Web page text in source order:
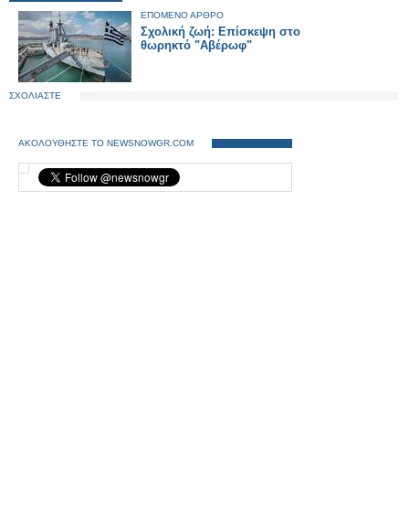
ΕΠΟΜΕΝΟ ΑΡΘΡΟ
Σχολική ζωή: Επίσκεψη στο
θωρηκτό "Αβέρωφ"
ΣΧΟΛΙΑΣΤΕ
ΑΚΟΛΟΥΘΗΣΤΕ ΤΟ NEWSNOWGR.COM